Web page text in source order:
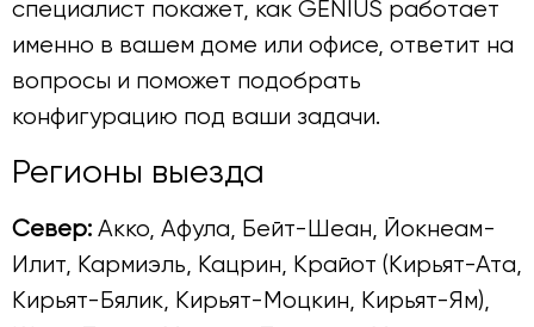
специалист покажет, как GENIUS работает
именно в вашем доме или офисе, ответит на
вопросы и поможет подобрать
конфигурацию под ваши задачи.
Регионы выезда
Север: Акко, Афула, Бейт-Шеан, Йокнеам-
Илит, Кармиэль, Кацрин, Крайот (Кирьят-Ата,
Кирьят-Бялик, Кирьят-Моцкин, Кирьят-Ям),